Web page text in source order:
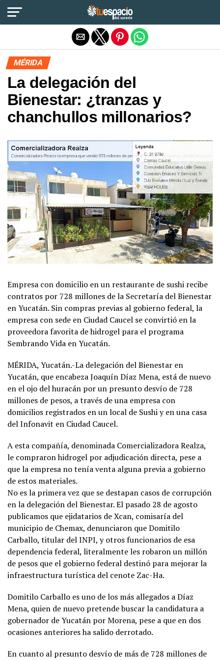
MÉRIDA
La delegación del
Bienestar: ¿tranzas y
chanchullos millonarios?
Empresa con domicilio en un restaurante de sushi recibe
contratos por 728 millones de la Secretaría del Bienestar
en Yucatán. Sin compras previas al gobierno federal, la
empresa con sede en Ciudad Caucel se convirtió en la
proveedora favorita de hidrogel para el programa
Sembrando Vida en Yucatán.
MÉRIDA, Yucatán.-La delegación del Bienestar en
Yucatán, que encabeza Joaquín Díaz Mena, está de nuevo
en el ojo del huracán por un presunto desvío de 728
millones de pesos, a través de una empresa con
domicilios registrados en un local de Sushi y en una casa
del Infonavit en Ciudad Caucel.
A esta compañía, denominada Comercializadora Realza,
le compraron hidrogel por adjudicación directa, pese a
que la empresa no tenía venta alguna previa a gobierno
de estos materiales.
No es la primera vez que se destapan casos de corrupción
en la delegación del Bienestar. El pasado 28 de agosto
publicamos que ejidatarios de Xcan, comisaría del
municipio de Chemax, denunciaron que Domitilo
Carballo, titular del INPI, y otros funcionarios de esa
dependencia federal, literalmente les robaron un millón
de pesos que el gobierno federal destinó para mejorar la
infraestructura turística del cenote Zac-Ha.
Domitilo Carballo es uno de los más allegados a Díaz
Mena, quien de nuevo pretende buscar la candidatura a
gobernador de Yucatán por Morena, pese a que en dos
ocasiones anteriores ha salido derrotado.
En cuanto al presunto desvío de más de 728 millones de
Salir de la versión móvil